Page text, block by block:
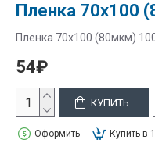
Пленка 70х100
Пленка 70х100 (80мкм)
54₽
КУПИТЬ
Оформить Купить в